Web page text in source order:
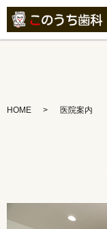
HOME 医院案内